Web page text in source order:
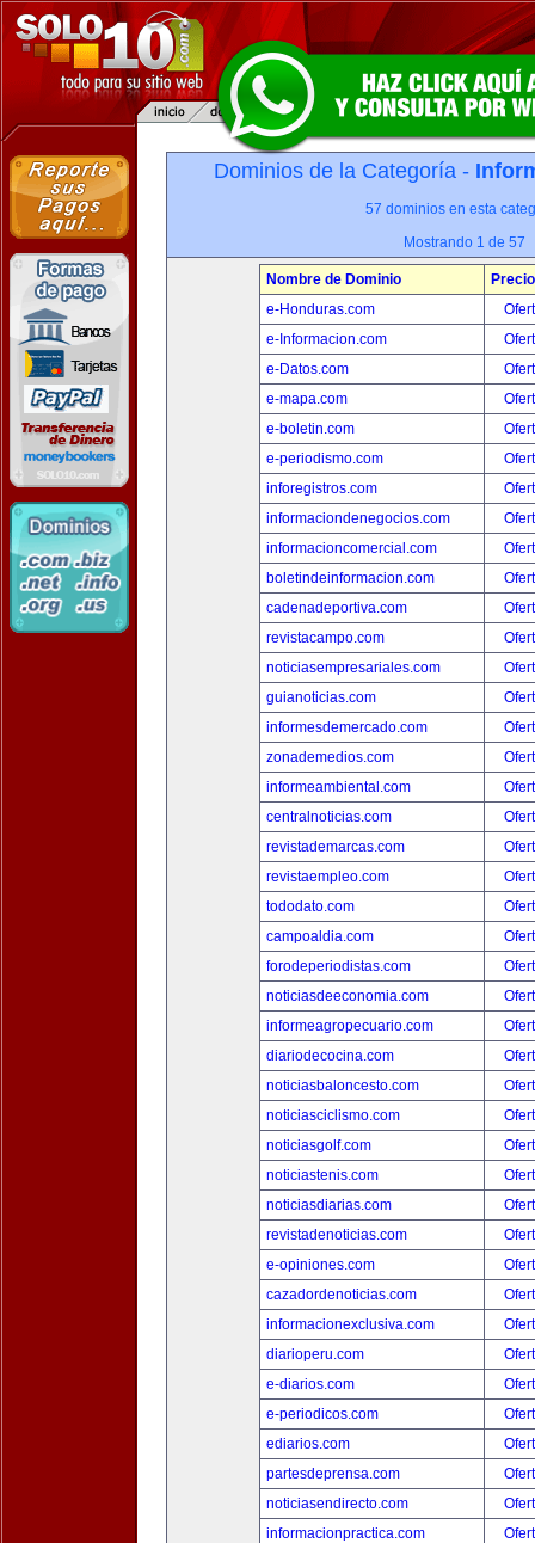
Dominios de la Categoría -
57 dominios en esta
Mostrando 1 de 57
Nombre de Dominio
Precio
e-Honduras.com
e-Informacion.com
e-Datos.com
e-mapa.com
e-boletin.com
e-periodismo.com
inforegistros.com
informaciondenegocios.com
informacioncomercial.com
boletindeinformacion.com
cadenadeportiva.com
revistacampo.com
noticiasempresariales.com
guianoticias.com
informesdemercado.com
zonademedios.com
informeambiental.com
centralnoticias.com
revistademarcas.com
revistaempleo.com
tododato.com
campoaldia.com
forodeperiodistas.com
noticiasdeeconomia.com
informeagropecuario.com
diariodecocina.com
noticiasbaloncesto.com
noticiasciclismo.com
noticiasgolf.com
noticiastenis.com
noticiasdiarias.com
revistadenoticias.com
e-opiniones.com
cazadordenoticias.com
informacionexclusiva.com
diarioperu.com
e-diarios.com
e-periodicos.com
ediarios.com
partesdeprensa.com
noticiasendirecto.com
informacionpractica.com